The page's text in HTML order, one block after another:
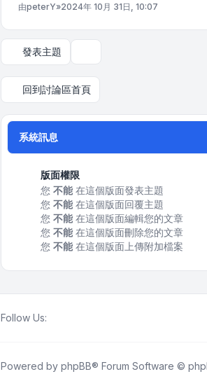
由peterY»2024年 10月 31日, 10:07
發表主題
回到討論區首頁
系統訊息
版面權限
您 不能在這個版面發表主題
您 不能在這個版面回覆主題
您 不能在這個版面編輯您的文章
您 不能在這個版面刪除您的文章
您 不能在這個版面上傳附加檔案
Follow Us:
Powered by phpBB® Forum Software ©